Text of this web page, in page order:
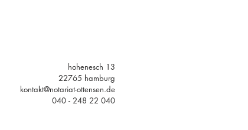
hohenesch 13
22765 hamburg
kontakt@notariat-ottensen.de
040 - 248 22 040